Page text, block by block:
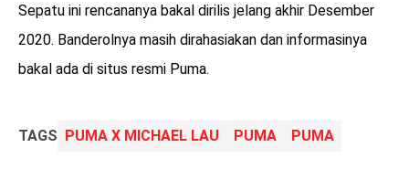
Sepatu ini rencananya bakal dirilis jelang akhir Desember
2020. Banderolnya masih dirahasiakan dan informasinya
bakal ada di situs resmi Puma.
TAGS PUMA X MICHAEL LAU PUMA PUMA